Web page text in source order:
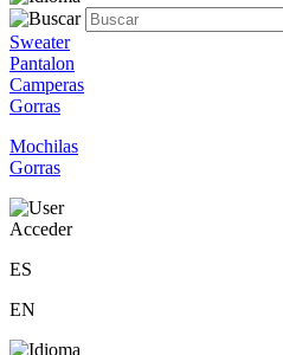
Sweater
Pantalon
Camperas
Gorras
Mochilas
Gorras
Acceder
ES
EN